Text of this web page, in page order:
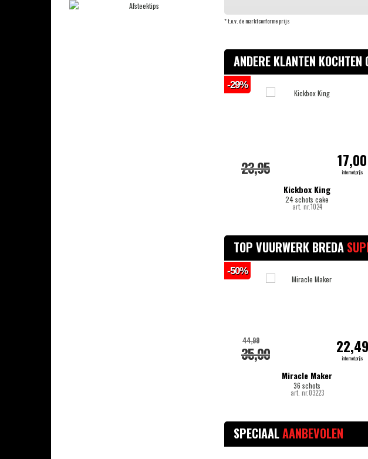
Rubro Classick pyroshow Series
* t.o.v. de marktconforme prijs
ANDERE KLANTEN KOCHTEN
Kickbox King
24 schots cake
art. nr.1024
23,95 17,00
internetprijs
-29%
TOP VUURWERK BREDA
Miracle Maker
36 schots
art. nr.03223
35,00
44,99 22,49
internetprijs
-50%
SPECIAALAANBEVOLEN